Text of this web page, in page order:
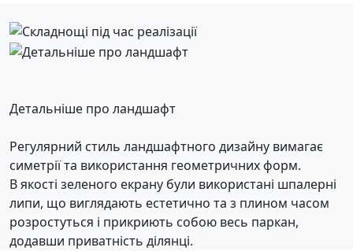
Детальніше про ландшафт
Регулярний стиль ландшафтного дизайну вимагає
симетрії та використання геометричних форм.
В якості зеленого екрану були використані шпалерні
липи, що виглядають естетично та з плином часом
розростуться і прикриють собою весь паркан,
додавши приватність ділянці.